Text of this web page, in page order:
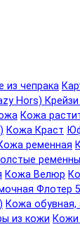
из чепрака
Hors)
Кожа
Кожа Краст
ременная
Кожа Велюр
Флотер
Кожа
из кожи Кожи